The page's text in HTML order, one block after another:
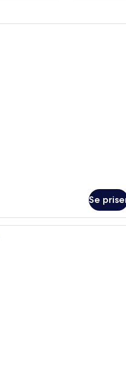
Ett hotellrum med en stor
Se
Ett hotellrum med en stor